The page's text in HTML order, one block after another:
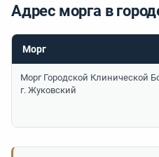
Адрес морга в
Морг
Морг Городской Клинической
г. Жуковский